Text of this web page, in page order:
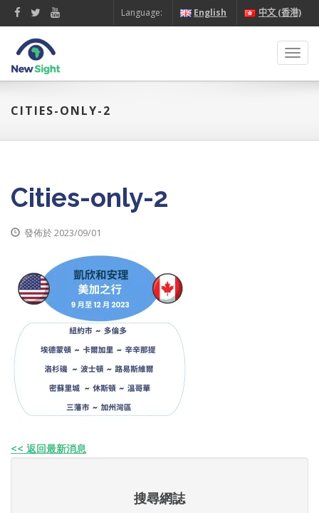
Language: English 中文 (香港)
CITIES-ONLY-2
Cities-only-2
發佈於 2023/09/01
<< 返回最新消息
搜尋網誌